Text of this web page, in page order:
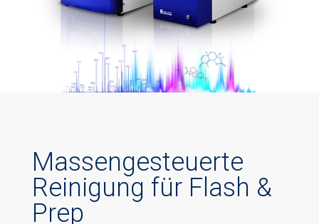
Massengesteuerte
Reinigung für Flash &
Prep